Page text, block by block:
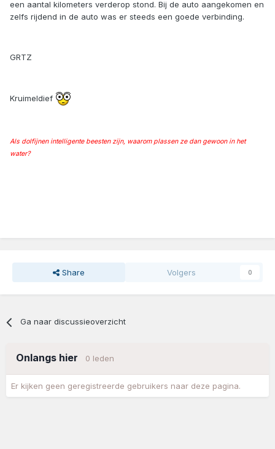
een aantal kilometers verderop stond. Bij de auto aangekomen en
zelfs rijdend in de auto was er steeds een goede verbinding.
GRTZ
Kruimeldief
Als dolfijnen intelligente beesten zijn, waarom plassen ze dan gewoon in het
water?
Share Volgers 0
Ga naar discussieoverzicht
Onlangs hier 0 leden
Er kijken geen geregistreerde gebruikers naar deze pagina.